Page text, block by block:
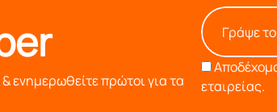
ενημερωθείτε πρώτοι για τα
εταιρείας.